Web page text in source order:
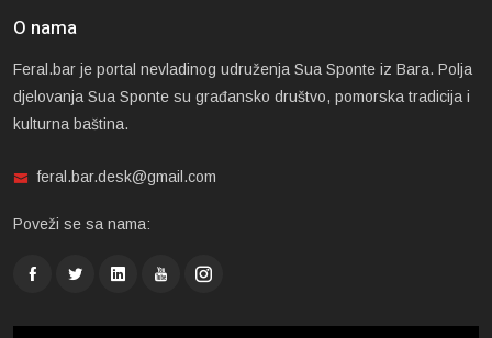
O nama
Feral.bar je portal nevladinog udruženja Sua Sponte iz Bara. Polja
djelovanja Sua Sponte su građansko društvo, pomorska tradicija i
kulturna baština.
feral.bar.desk@gmail.com
Poveži se sa nama: